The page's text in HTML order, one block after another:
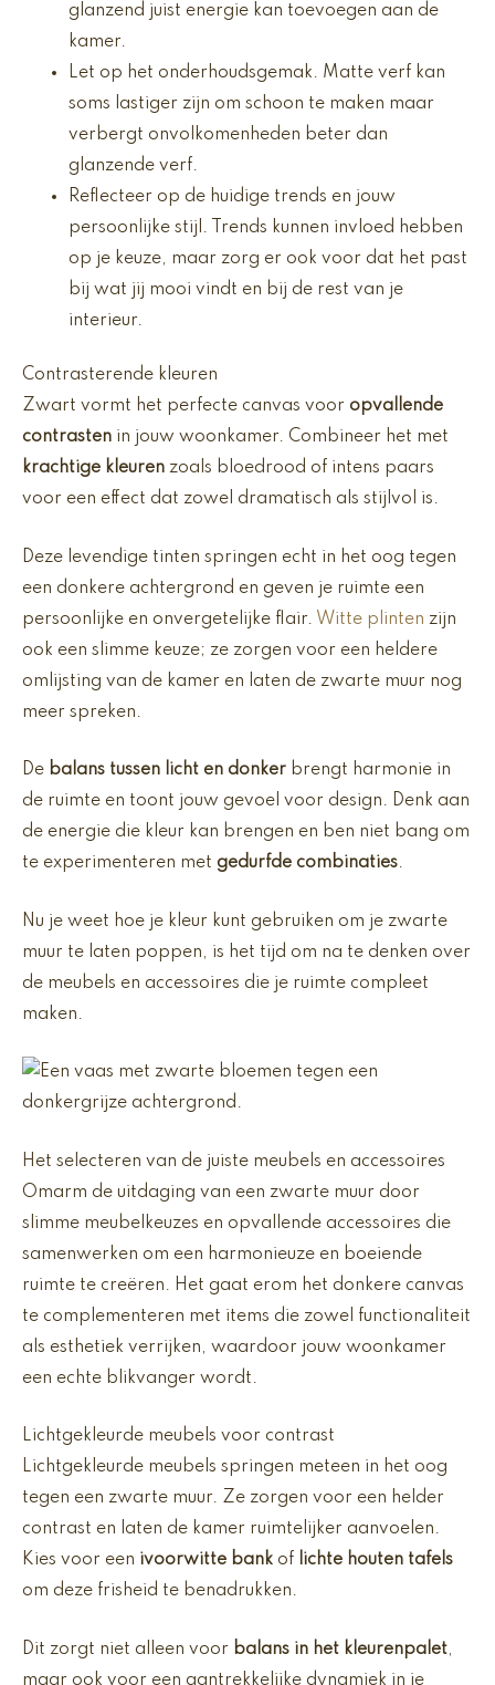
glanzend juist energie kan toevoegen aan de
kamer.
Let op het onderhoudsgemak. Matte verf kan
soms lastiger zijn om schoon te maken maar
verbergt onvolkomenheden beter dan
glanzende verf.
Reflecteer op de huidige trends en jouw
persoonlijke stijl. Trends kunnen invloed hebben
op je keuze, maar zorg er ook voor dat het past
bij wat jij mooi vindt en bij de rest van je
interieur.
Contrasterende kleuren
Zwart vormt het perfecte canvas voor opvallende
contrasten in jouw woonkamer. Combineer het met
krachtige kleuren zoals bloedrood of intens paars
voor een effect dat zowel dramatisch als stijlvol is.
Deze levendige tinten springen echt in het oog tegen
een donkere achtergrond en geven je ruimte een
persoonlijke en onvergetelijke flair. Witte plinten zijn
ook een slimme keuze; ze zorgen voor een heldere
omlijsting van de kamer en laten de zwarte muur nog
meer spreken.
De balans tussen licht en donker brengt harmonie in
de ruimte en toont jouw gevoel voor design. Denk aan
de energie die kleur kan brengen en ben niet bang om
te experimenteren met gedurfde combinaties.
Nu je weet hoe je kleur kunt gebruiken om je zwarte
muur te laten poppen, is het tijd om na te denken over
de meubels en accessoires die je ruimte compleet
maken.
Het selecteren van de juiste meubels en accessoires
Omarm de uitdaging van een zwarte muur door
slimme meubelkeuzes en opvallende accessoires die
samenwerken om een harmonieuze en boeiende
ruimte te creëren. Het gaat erom het donkere canvas
te complementeren met items die zowel functionaliteit
als esthetiek verrijken, waardoor jouw woonkamer
een echte blikvanger wordt.
Lichtgekleurde meubels voor contrast
Lichtgekleurde meubels springen meteen in het oog
tegen een zwarte muur. Ze zorgen voor een helder
contrast en laten de kamer ruimtelijker aanvoelen.
Kies voor een ivoorwitte bank of lichte houten tafels
om deze frisheid te benadrukken.
Dit zorgt niet alleen voor balans in het kleurenpalet,
maar ook voor een aantrekkelijke dynamiek in je